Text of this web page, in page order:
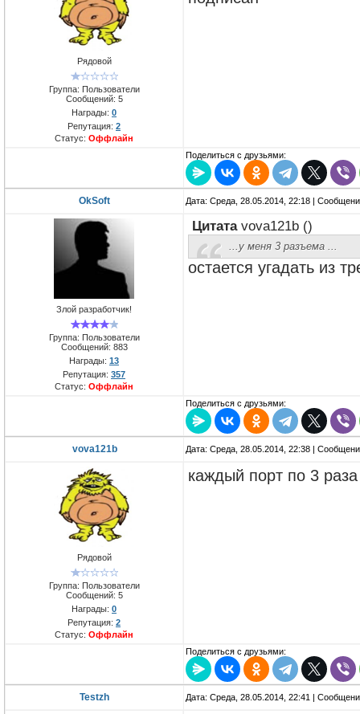
Рядовой
Группа: Пользователи
Сообщений: 5
Награды: 0
Репутация: 2
Статус: Оффлайн
Поделиться с друзьями:
OkSoft Дата: Среда, 28.05.2014, 22:18 |
Злой разработчик!
Группа: Пользователи
Сообщений: 883
Награды: 13
Репутация: 357
Статус: Оффлайн
Цитата vova121b ()
...у меня 3 разъема ...
остается угадать из
Поделиться с друзьями:
vova121b Дата: Среда, 28.05.2014, 22:38 |
Рядовой
Группа: Пользователи
Сообщений: 5
Награды: 0
Репутация: 2
Статус: Оффлайн
каждый порт по 3
Поделиться с друзьями:
Testzh Дата: Среда, 28.05.2014, 22:41 |